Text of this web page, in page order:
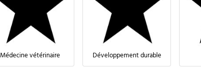
Médecine vétérinaire Développement durable